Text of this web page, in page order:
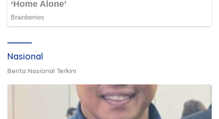
Nasional
Berita Nasional Terkini